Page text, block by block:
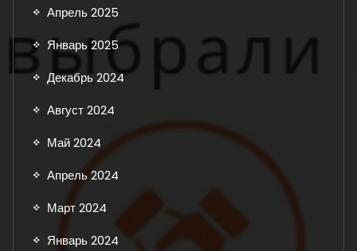
Апрель 2025
Январь 2025
Декабрь 2024
Август 2024
Май 2024
Апрель 2024
Март 2024
Январь 2024